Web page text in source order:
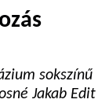
sokszínű
Jakab Edit